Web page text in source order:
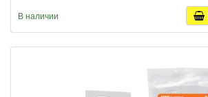
В наличии